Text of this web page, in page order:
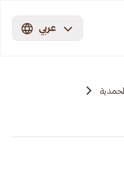
عربي
المحمدية